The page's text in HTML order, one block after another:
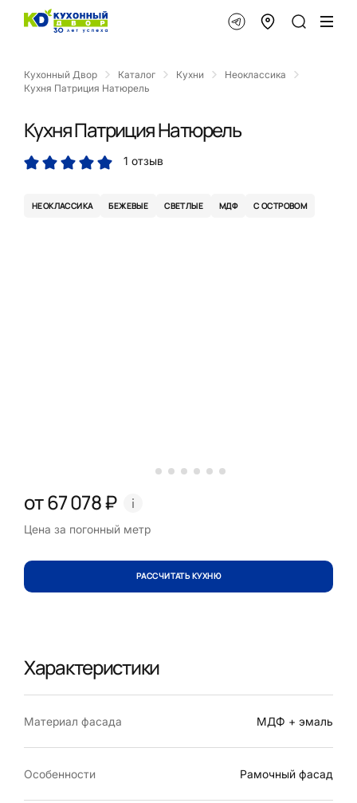
Кухонный Двор Каталог Кухни
Неоклассика
Кухня Патриция Натюрель
Кухня Патриция Натюрель
1 отзыв
НЕОКЛАССИКА БЕЖЕВЫЕ СВЕТЛЫЕ МДФ С ОСТРОВОМ
от 67 078 ₽
Цена за погонный метр
РАССЧИТАТЬ КУХНЮ
Характеристики
Материал фасада МДФ + эмаль
Особенности Рамочный фасад